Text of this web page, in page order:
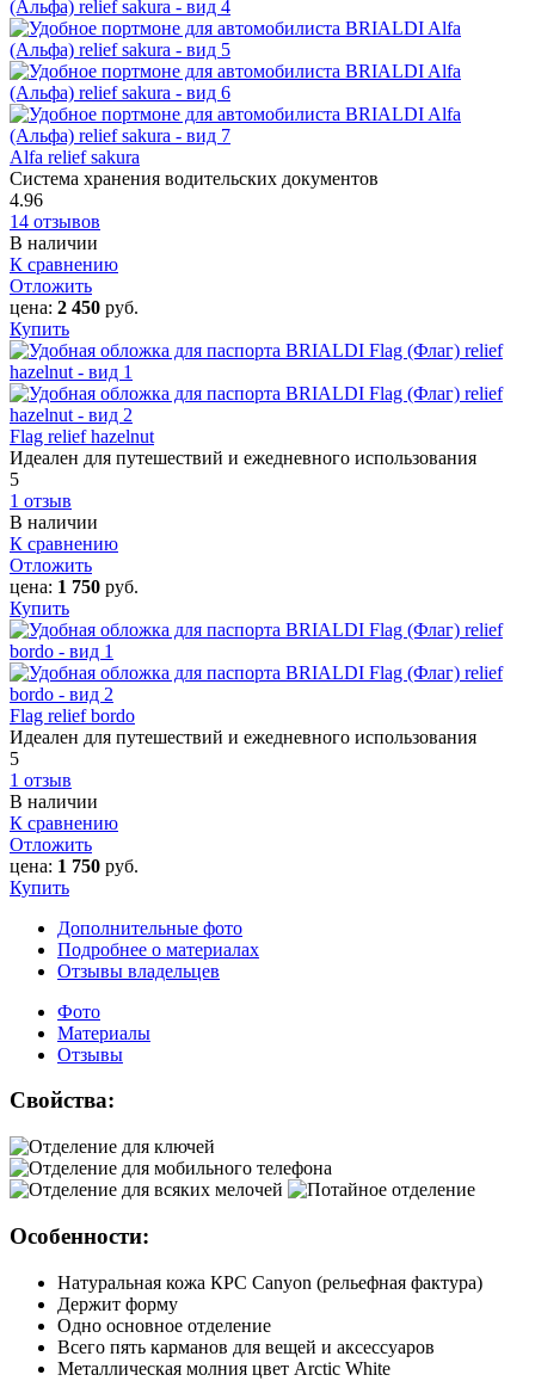
Alfa relief sakura
Система хранения водительских документов
4.96
14 отзывов
В наличии
К сравнению
Отложить
цена: 2 450 руб.
Купить
Flag relief hazelnut
Идеален для путешествий и ежедневного использования
5
1 отзыв
В наличии
К сравнению
Отложить
цена: 1 750 руб.
Купить
Flag relief bordo
Идеален для путешествий и ежедневного использования
5
1 отзыв
В наличии
К сравнению
Отложить
цена: 1 750 руб.
Купить
Дополнительные фото
Подробнее о материалах
Отзывы владельцев
Фото
Материалы
Отзывы
Свойства:
Особенности:
Натуральная кожа КРС Canyon (рельефная фактура)
Держит форму
Одно основное отделение
Всего пять карманов для вещей и аксессуаров
Металлическая молния цвет Arctic White